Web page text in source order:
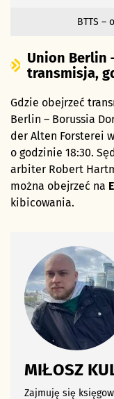
BTTS –
Union Berlin
transmisja,
Gdzie obejrzeć
Berlin – Borussia
der Alten Forsterei
o godzinie 18:30.
arbiter Robert
można obejrzeć na
kibicowania.
MIŁOSZ
Zajmuję się